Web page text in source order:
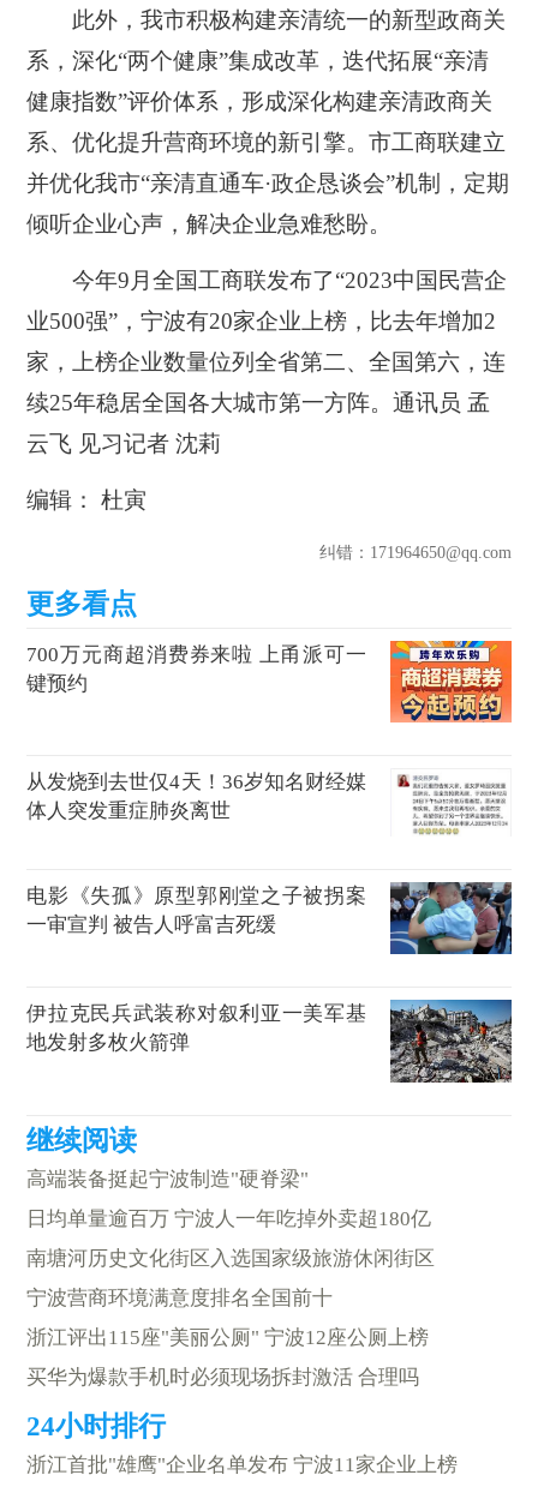
此外，我市积极构建亲清统一的新型政商关
系，深化“两个健康”集成改革，迭代拓展“亲清
健康指数”评价体系，形成深化构建亲清政商关
系、优化提升营商环境的新引擎。市工商联建立
并优化我市“亲清直通车·政企恳谈会”机制，定期
倾听企业心声，解决企业急难愁盼。
今年9月全国工商联发布了“2023中国民营企
业500强”，宁波有20家企业上榜，比去年增加2
家，上榜企业数量位列全省第二、全国第六，连
续25年稳居全国各大城市第一方阵。通讯员 孟
云飞 见习记者 沈莉
编辑： 杜寅
纠错：171964650@qq.com
700万元商超消费券来啦 上甬派可一
键预约
从发烧到去世仅4天！36岁知名财经媒
体人突发重症肺炎离世
电影《失孤》原型郭刚堂之子被拐案
一审宣判 被告人呼富吉死缓
伊拉克民兵武装称对叙利亚一美军基
地发射多枚火箭弹
高端装备挺起宁波制造"硬脊梁"
日均单量逾百万 宁波人一年吃掉外卖超180亿
南塘河历史文化街区入选国家级旅游休闲街区
宁波营商环境满意度排名全国前十
浙江评出115座"美丽公厕" 宁波12座公厕上榜
买华为爆款手机时必须现场拆封激活 合理吗
浙江首批"雄鹰"企业名单发布 宁波11家企业上榜